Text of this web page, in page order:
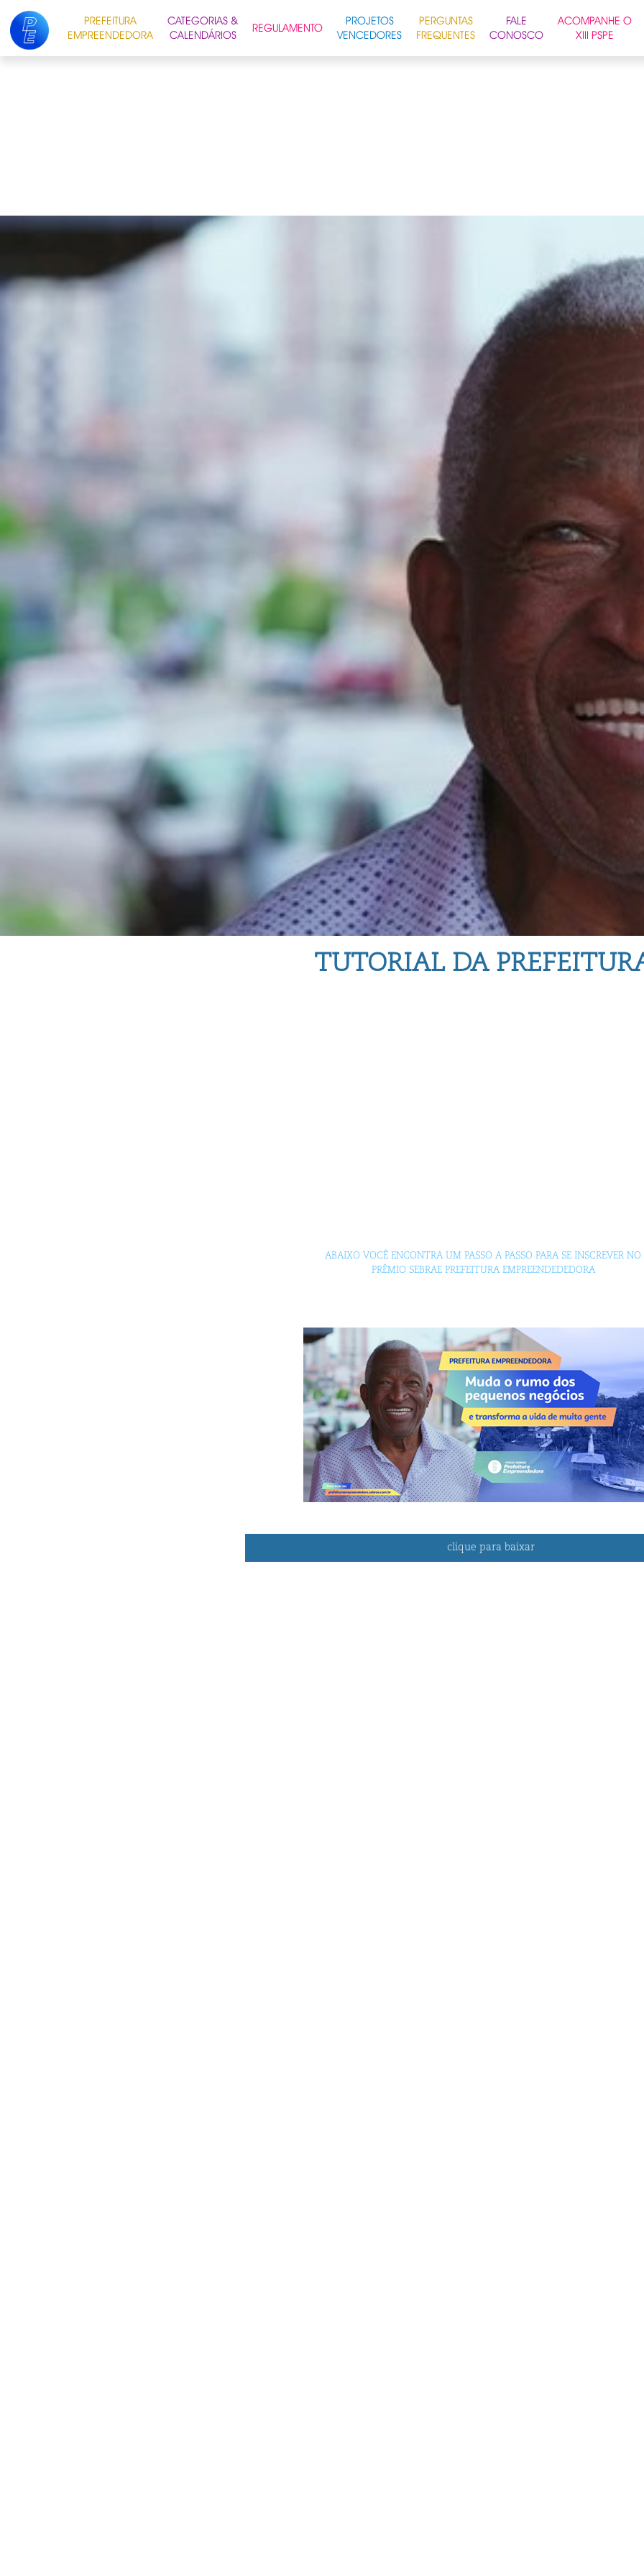
PREFEITURA
EMPREENDEDORA
CATEGORIAS &
CALENDÁRIOS
REGULAMENTO
PROJETOS
VENCEDORES
PERGUNTAS
FREQUENTES
FALE
CONOSCO
ACOMPANHE O
XIII PSPE
TUTORIAL DA
ABAIXO VOCÊ ENCONTRA UM PASSO A PASSO PARA SE INSCREVER NO
PRÊMIO SEBRAE PREFEITURA EMPREENDEDEDORA
clique para baixar